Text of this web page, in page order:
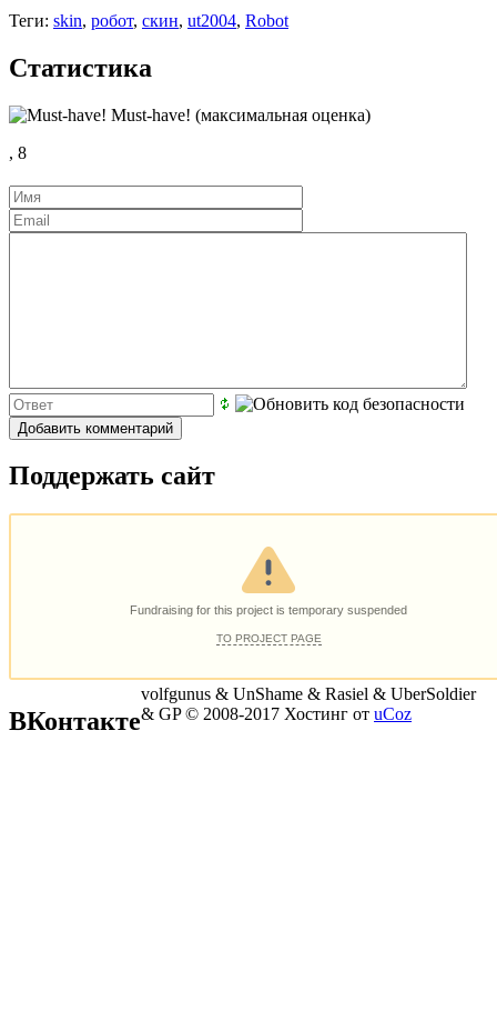
Теги: skin, робот, скин, ut2004, Robot
Статистика
Must-have! (максимальная оценка)
, 8
Поддержать сайт
ВКонтакте
volfgunus & UnShame & Rasiel & UberSoldier
& GP © 2008-2017 Хостинг от uCoz